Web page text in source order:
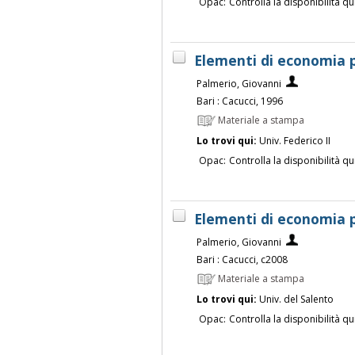
Elementi di economia
Palmerio, Giovanni
Bari : Cacucci, 1996
Materiale a stampa
Lo trovi qui: Univ. Federico II
Opac: Controlla la disponibilità
Elementi di economia
Palmerio, Giovanni
Bari : Cacucci, c2008
Materiale a stampa
Lo trovi qui: Univ. del Salento
Opac: Controlla la disponibilità